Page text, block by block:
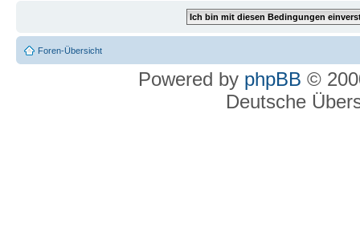
Foren-Übersicht
Powered by phpBB ©
Deutsche